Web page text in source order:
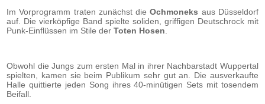
Im Vorprogramm traten zunächst dieOchmoneks aus Düsseldorf
auf. Die vierköpfige Band spielte soliden, griffigen Deutschrock mit
Punk-Einflüssen im Stile derToten Hosen.
Obwohl die Jungs zum ersten Mal in ihrer Nachbarstadt Wuppertal
spielten, kamen sie beim Publikum sehr gut an. Die ausverkaufte
Halle quittierte jeden Song ihres 40-minütigen Sets mit tosendem
Beifall.